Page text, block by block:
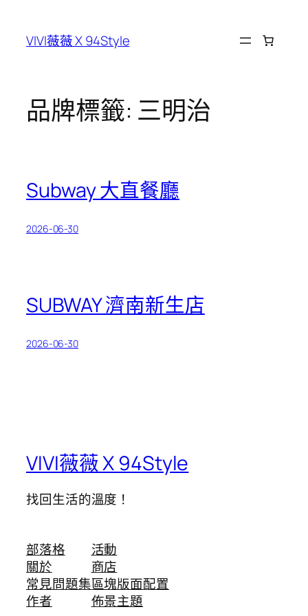
VIVI薇薇 X 94Style
品牌標籤: 三明治
Subway 大直餐廳
2026-06-30
SUBWAY 濟南新生店
2026-06-30
VIVI薇薇 X 94Style
找回生活的溫度！
部落格
關於
常見問題集
作者
活動
商店
區塊版面配置
佈景主題